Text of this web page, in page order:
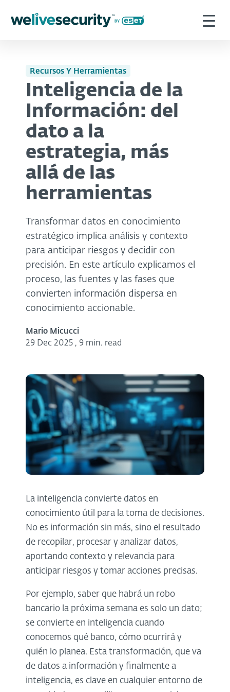
Recursos Y Herramientas
Inteligencia de la
Información: del
dato a la
estrategia, más
allá de las
herramientas
Transformar datos en conocimiento
estratégico implica análisis y contexto
para anticipar riesgos y decidir con
precisión. En este artículo explicamos el
proceso, las fuentes y las fases que
convierten información dispersa en
conocimiento accionable.
Mario Micucci
29 Dec 2025 , 9 min. read
La inteligencia convierte datos en
conocimiento útil para la toma de decisiones.
No es información sin más, sino el resultado
de recopilar, procesar y analizar datos,
aportando contexto y relevancia para
anticipar riesgos y tomar acciones precisas.
Por ejemplo, saber que habrá un robo
bancario la próxima semana es solo un dato;
se convierte en inteligencia cuando
conocemos qué banco, cómo ocurrirá y
quién lo planea. Esta transformación, que va
de datos a información y finalmente a
inteligencia, es clave en cualquier entorno de